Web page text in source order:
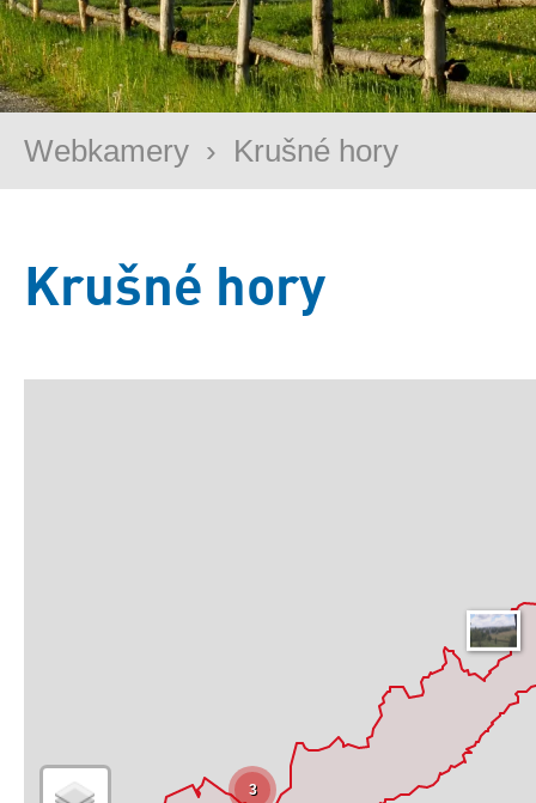
Webkamery › Krušné hory
Krušné hory
3